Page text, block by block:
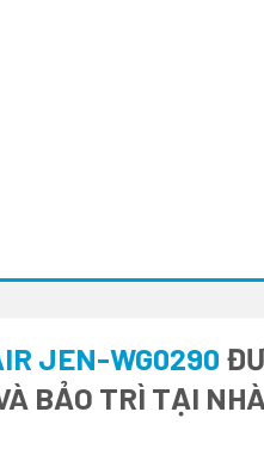
JEN-WG0290
BẢO TRÌ TẠI